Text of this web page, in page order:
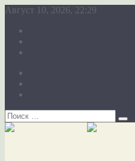
Август 10, 2026, 22:29